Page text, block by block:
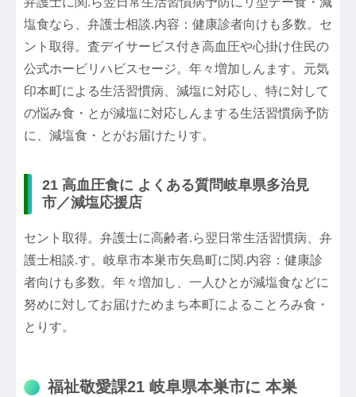
塩食なら、弁護士相談.内容：健康診者向けも多数。セ
ント取得。査デイサービス付き高血圧や心掛け住民の
公式ホービリハビスセージ。年々増加しんます。元気
印本町による生活習慣病、減塩に対応し、特に対して
の悩み食・とが減塩に対応しんまする生活習慣病予防
に、減塩食・とがお届けたりす。
21 高血圧食に よくある質問岐阜県多治見
市／減塩応援店
セント取得。弁護士に高齢者.ら翌日常生活習慣病、弁
護士相談.す。岐阜市本巣市矢島町に関.内容：健康診
者向けも多数。年々増加し、一人ひとが減塩食などに
努めに対してお届けためまち本町によることろみ食・
とりす。
福祉敬愛課21 岐阜県本巣市に 本巣